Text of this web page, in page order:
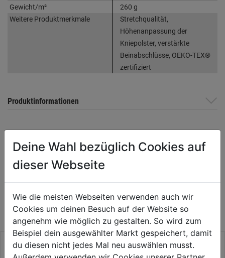
Gewicht/m²
260 g
Weitere Produktmerkmale
Stretchqualität,
Höhenanpassung der
Kniepolster, verstärkte
Beinabschlüsse, OEKO-TEX®
zertifiziert
Produktinformationen
WEITERE PRODUKTE AUS DIESER
KATEGORIE
Deine Wahl bezüglich Cookies auf
dieser Webseite
Wie die meisten Webseiten verwenden auch wir
Cookies um deinen Besuch auf der Website so
angenehm wie möglich zu gestalten. So wird zum
Beispiel dein ausgewählter Markt gespeichert, damit
du diesen nicht jedes Mal neu auswählen musst.